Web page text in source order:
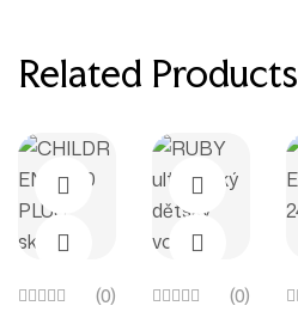
Related Products
(0) (0)